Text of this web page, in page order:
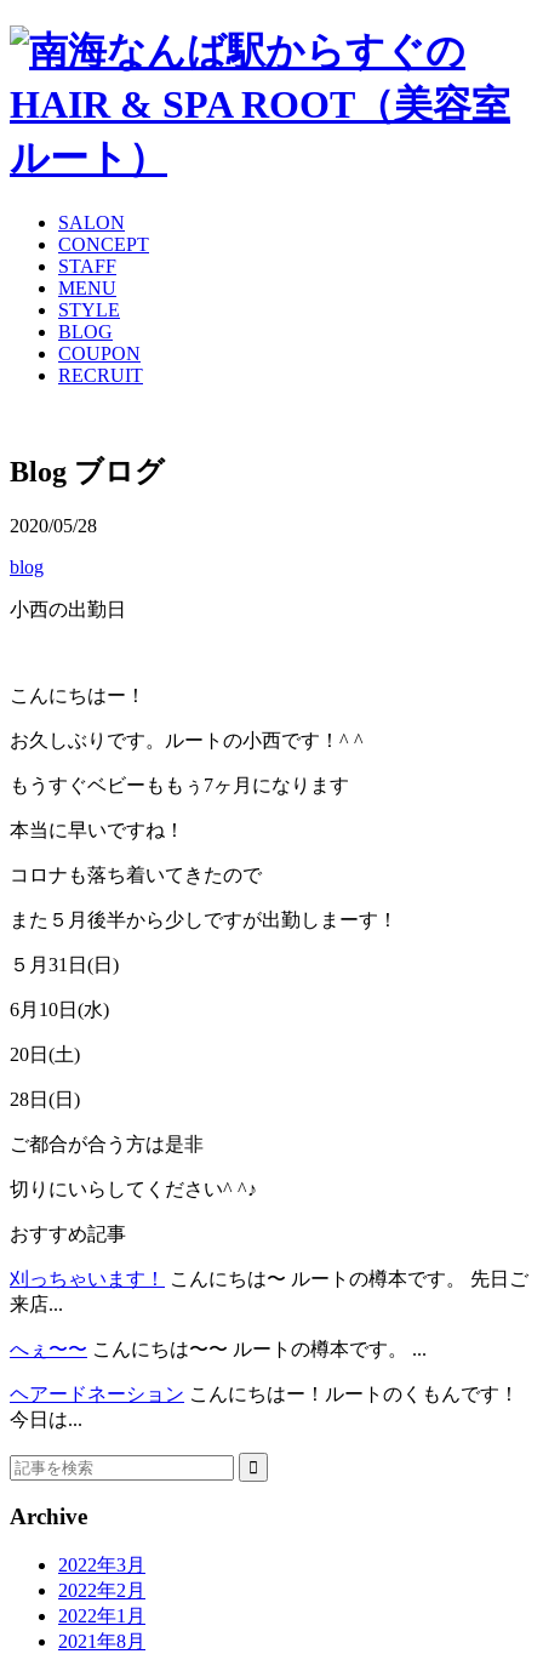
SALON
CONCEPT
STAFF
MENU
STYLE
BLOG
COUPON
RECRUIT
Blog ブログ
2020/05/28
blog
小西の出勤日
こんにちはー！
お久しぶりです。ルートの小西です！^ ^
もうすぐベビーももぅ7ヶ月になります
本当に早いですね！
コロナも落ち着いてきたので
また５月後半から少しですが出勤しまーす！
５月31日(日)
6月10日(水)
20日(土)
28日(日)
ご都合が合う方は是非
切りにいらしてください^ ^♪
おすすめ記事
刈っちゃいます！
こんにちは〜 ルートの樽本です。 先日ご
来店...
へぇ〜〜 こんにちは〜〜 ルートの樽本です。 ...
ヘアードネーション こんにちはー！ルートのくもんです！
今日は...
Archive
2022年3月
2022年2月
2022年1月
2021年8月